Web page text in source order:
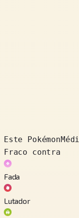
Este Pokémon
Fraco contra
Fada
Lutador